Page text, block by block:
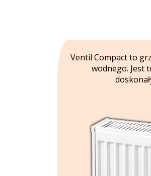
Ventil Compact to
wodnego. Jest